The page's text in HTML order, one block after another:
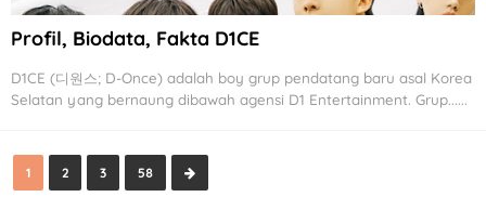
Profil, Biodata, Fakta D1CE
D1CE (디원스; D-Once) adalah boy grup pendatang baru asal Korea
Selatan yang bernaung dibawah agensi D1 Entertainment. Grup......
1 2 3 58